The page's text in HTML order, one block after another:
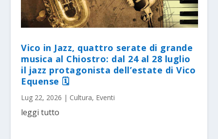
Vico in Jazz, quattro serate di grande
musica al Chiostro: dal 24 al 28 luglio
il jazz protagonista dell’estate di Vico
Equense 🗓
Lug 22, 2026 | Cultura, Eventi
leggi tutto